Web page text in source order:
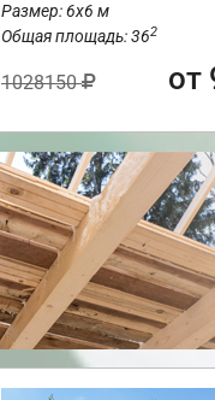
Размер: 6х6 м
Общая площадь: 362
1028150 от